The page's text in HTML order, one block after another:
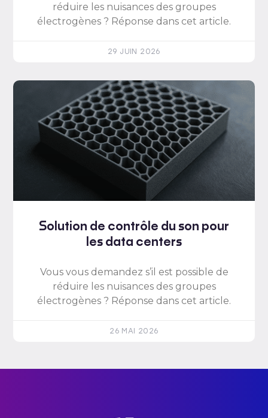
réduire les nuisances des groupes
électrogènes ? Réponse dans cet article.
29 JUIN 2026
Solution de contrôle du son pour
les data centers
Vous vous demandez s’il est possible de
réduire les nuisances des groupes
électrogènes ? Réponse dans cet article.
26 MAI 2026